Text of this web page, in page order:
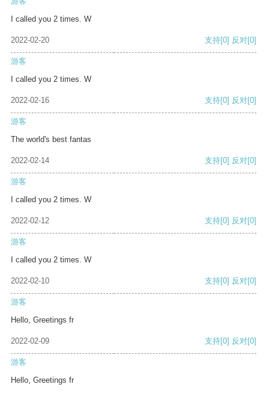
I called you 2 times. W
2022-02-20 支持[0] 反对[0]
游客
I called you 2 times. W
2022-02-16 支持[0] 反对[0]
游客
The world's best fantas
2022-02-14 支持[0] 反对[0]
游客
I called you 2 times. W
2022-02-12 支持[0] 反对[0]
游客
I called you 2 times. W
2022-02-10 支持[0] 反对[0]
游客
Hello, Greetings fr
2022-02-09 支持[0] 反对[0]
游客
Hello, Greetings fr